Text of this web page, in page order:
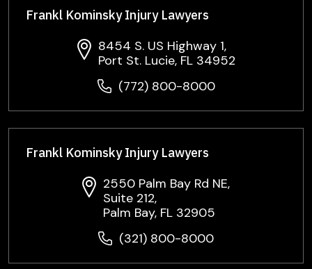
Frankl Kominsky Injury Lawyers
8454 S. US Highway 1,
Port St. Lucie, FL 34952
(772) 800-8000
Frankl Kominsky Injury Lawyers
2550 Palm Bay Rd NE,
Suite 212,
Palm Bay, FL 32905
(321) 800-8000